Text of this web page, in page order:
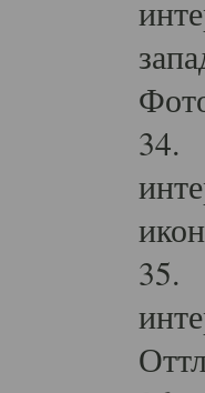
34.
35.